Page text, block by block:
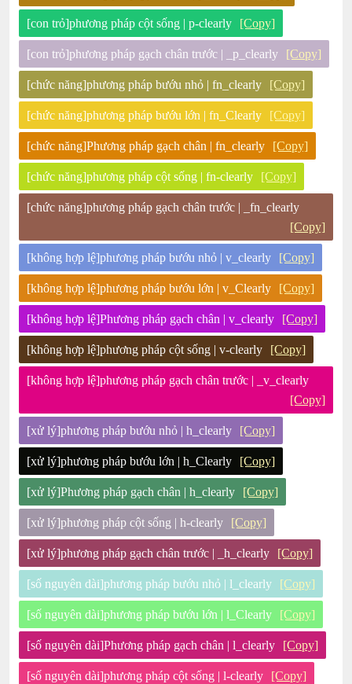
[con trỏ]phương pháp cột sống | p-clearly [Copy]
[con trỏ]phương pháp gạch chân trước | _p_clearly [Copy]
[chức năng]phương pháp bướu nhỏ | fn_clearly [Copy]
[chức năng]phương pháp bướu lớn | fn_Clearly [Copy]
[chức năng]Phương pháp gạch chân | fn_clearly [Copy]
[chức năng]phương pháp cột sống | fn-clearly [Copy]
[chức năng]phương pháp gạch chân trước | _fn_clearly
[Copy]
[không hợp lệ]phương pháp bướu nhỏ | v_clearly [Copy]
[không hợp lệ]phương pháp bướu lớn | v_Clearly [Copy]
[không hợp lệ]Phương pháp gạch chân | v_clearly [Copy]
[không hợp lệ]phương pháp cột sống | v-clearly [Copy]
[không hợp lệ]phương pháp gạch chân trước | _v_clearly
[Copy]
[xử lý]phương pháp bướu nhỏ | h_clearly [Copy]
[xử lý]phương pháp bướu lớn | h_Clearly [Copy]
[xử lý]Phương pháp gạch chân | h_clearly [Copy]
[xử lý]phương pháp cột sống | h-clearly [Copy]
[xử lý]phương pháp gạch chân trước | _h_clearly [Copy]
[số nguyên dài]phương pháp bướu nhỏ | l_clearly [Copy]
[số nguyên dài]phương pháp bướu lớn | l_Clearly [Copy]
[số nguyên dài]Phương pháp gạch chân | l_clearly [Copy]
[số nguyên dài]phương pháp cột sống | l-clearly [Copy]